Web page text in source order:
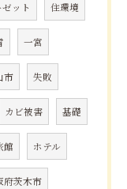
ット 住環境
一宮
市 失敗
カビ被害 基礎
館 ホテル
府茨木市